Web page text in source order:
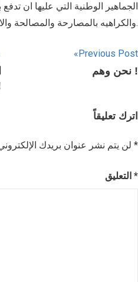
الجماهير الوطنية التي عليها ان
والكراهيه بالمصارحة والمصالحة والاعتذار … الاعتراف بالخطأ فضيلة.
Previous Post
نحن وهم !
وليس
اترك تعليقاً
لن يتم نشر عنوان بريدك *
*